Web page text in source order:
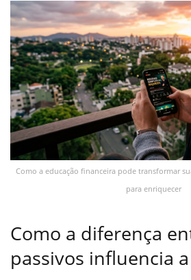
Como a educação financeira pode transformar
para enriquecer
Como a diferença
passivos influencia